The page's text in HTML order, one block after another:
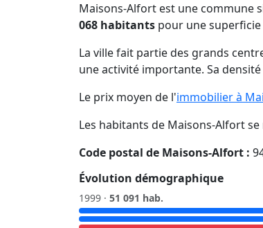
Maisons-Alfort est une commune
068 habitants pour une superficie
La ville fait partie des grands
une activité importante. Sa
Le prix moyen de l'immobilier à
Les habitants de Maisons-Alfort
Code postal de Maisons-Alfort :
Évolution démographique
1999 · 51 091 hab.